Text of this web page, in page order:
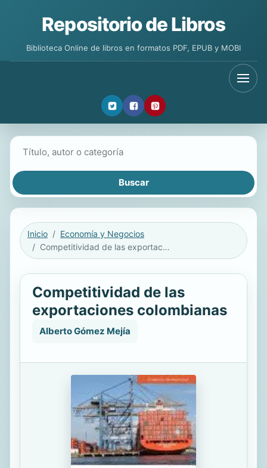
Repositorio de Libros
Biblioteca Online de libros en formatos PDF, EPUB y MOBI
Inicio
Economía y Negocios
Competitividad de las exportaciones colombianas
Competitividad de las
exportaciones colombianas
Alberto Gómez Mejía